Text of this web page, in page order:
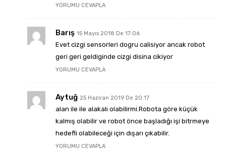
YORUMU CEVAPLA
Barış 15 Mayıs 2018 De 17:06
Evet cizgi sensorleri dogru calisiyor ancak robot
geri geri geldiginde cizgi disina cikiyor
YORUMU CEVAPLA
Aytuğ 25 Haziran 2019 De 20:17
alan ile ile alakalı olabilirmi.Robota göre küçük
kalmış olabilir ve robot önce başladığı işi bitrmeye
hedefli olabileceği için dışarı çıkabilir.
YORUMU CEVAPLA